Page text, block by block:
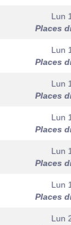
Lun
Places
Lun
Places
Lun
Places
Lun
Places
Lun
Places
Lun
Places
Lun